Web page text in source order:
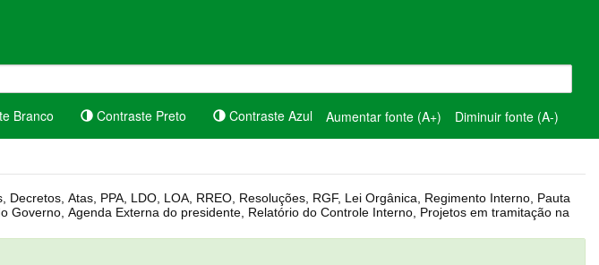
Branco Contraste Preto Contraste Azul Aumentar fonte (A+) Diminuir fonte (A-)